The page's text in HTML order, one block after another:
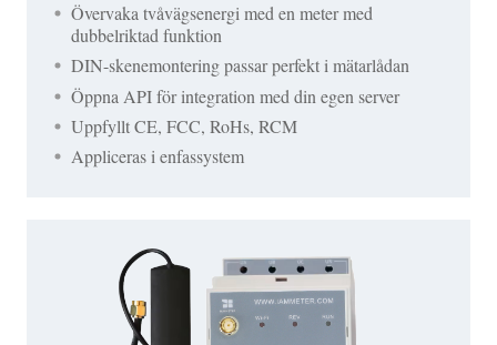
Övervaka tvåvägsenergi med en meter med
dubbelriktad funktion
DIN-skenemontering passar perfekt i mätarlådan
Öppna API för integration med din egen server
Uppfyllt CE, FCC, RoHs, RCM
Appliceras i enfassystem